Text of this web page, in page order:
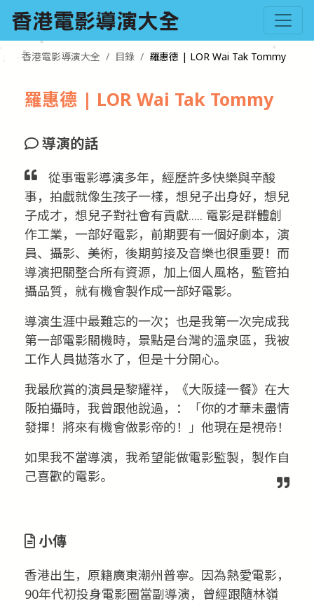
香港電影導演大全 目錄 羅惠德 | LOR Wai Tak Tommy
羅惠德 | LOR Wai Tak Tommy
導演的話
從事電影導演多年，經歷許多快樂與辛酸
事，拍戲就像生孩子一樣，想兒子出身好，想兒
子成才，想兒子對社會有貢獻..... 電影是群體創
作工業，一部好電影，前期要有一個好劇本，演
員、攝影、美術，後期剪接及音樂也很重要！而
導演把關整合所有資源，加上個人風格，監管拍
攝品質，就有機會製作成一部好電影。
導演生涯中最難忘的一次；也是我第一次完成我
第一部電影關機時，景點是台灣的溫泉區，我被
工作人員拋落水了，但是十分開心。
我最欣賞的演員是黎耀祥，《大阪撻一餐》在大
阪拍攝時，我曾跟他說過，：「你的才華未盡情
發揮！將來有機會做影帝的！」他現在是視帝！
如果我不當導演，我希望能做電影監製，製作自
己喜歡的電影。
小傳
香港出生，原籍廣東潮州普寧。因為熱愛電影，
90年代初投身電影圈當副導演，曾經跟隨林嶺